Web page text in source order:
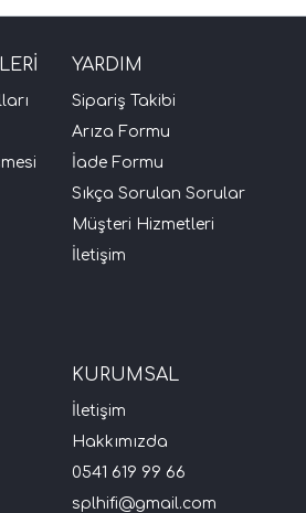
YARDIM
Sipariş Takibi
Arıza Formu
İade Formu
Sıkça Sorulan Sorular
Müşteri Hizmetleri
İletişim
KURUMSAL
İletişim
Hakkımızda
0541 619 99 66
splhifi@gmail.com